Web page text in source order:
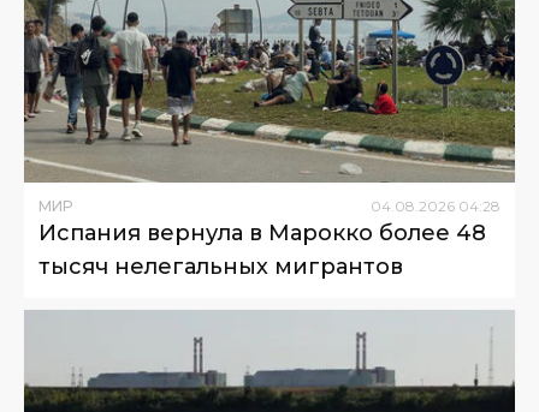
МИР 04.08.2026 04:28
Испания вернула в Марокко более 48
тысяч нелегальных мигрантов